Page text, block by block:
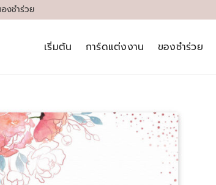
งชำร่วย
เริ่มต้น การ์ดแต่งงาน ของชำร่วย